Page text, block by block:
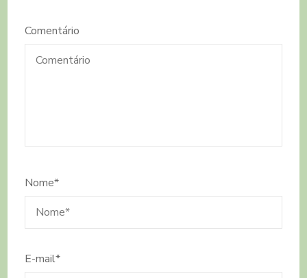
Comentário
Nome*
E-mail*